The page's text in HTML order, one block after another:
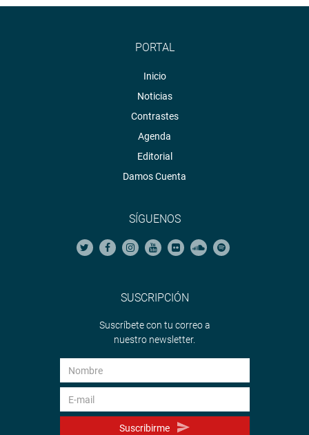
PORTAL
Inicio
Noticias
Contrastes
Agenda
Editorial
Damos Cuenta
SÍGUENOS
SUSCRIPCIÓN
Suscríbete con tu correo a
nuestro newsletter.
Suscribirme